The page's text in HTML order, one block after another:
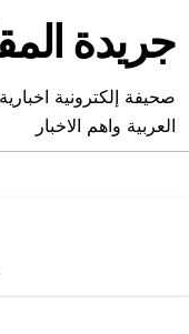
content
جريدة
صحيفة إلكترونية
العربية واهم الاخبار